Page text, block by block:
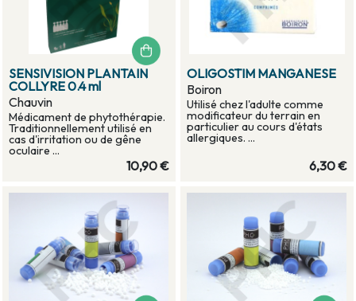
SENSIVISION PLANTAIN
COLLYRE 0.4 ml
Chauvin
Médicament de phytothérapie.
Traditionnellement utilisé en
cas d'irritation ou de gêne
oculaire ...
10,90 €
OLIGOSTIM MANGANESE
Boiron
Utilisé chez l'adulte comme
modificateur du terrain en
particulier au cours d'états
allergiques. ...
6,30 €